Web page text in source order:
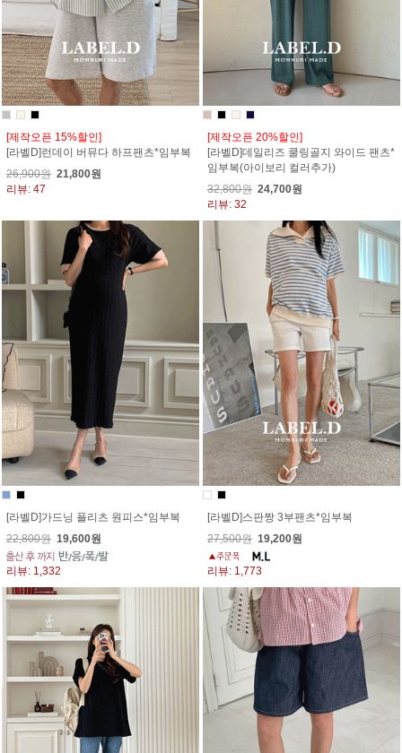
[제작오픈 15%할인]
[라벨D]런데이 버뮤다 하프팬츠*임부복
26,900원 21,800원
리뷰: 47
[제작오픈 20%할인]
[라벨D]데일리즈 쿨링골지 와이드 팬츠*
임부복(아이보리 컬러추가)
32,800원 24,700원
리뷰: 32
[라벨D]가드닝 플리츠 원피스*임부복
22,800원 19,600원
리뷰: 1,332
[라벨D]스판짱 3부팬츠*임부복
27,500원 19,200원
리뷰: 1,773